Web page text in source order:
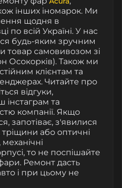
інших іномарок. Ми
щодня в
по всій Україні. У нас
будь-яким зручним
товар самовивозом зі
Осокорків). Також ми
клієнтам та
Читайте про
відгуки,
інстаграм та
компанії. Якщо
запотіває, з'явилися
або оптичні
то не поспішайте
Ремонт дасть
і при цьому не